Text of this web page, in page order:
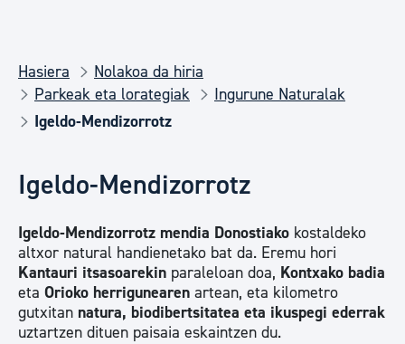
Hasiera
Nolakoa da hiria
Parkeak eta lorategiak
Ingurune Naturalak
Igeldo-Mendizorrotz
Igeldo-Mendizorrotz
Igeldo-Mendizorrotz mendia Donostiako kostaldeko
altxor natural handienetako bat da. Eremu hori
Kantauri itsasoarekin paraleloan doa, Kontxako badia
eta Orioko herrigunearen artean, eta kilometro
gutxitan natura, biodibertsitatea eta ikuspegi ederrak
uztartzen dituen paisaia eskaintzen du.